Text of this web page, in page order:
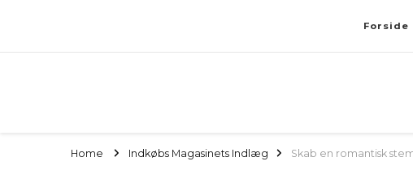
Forside
Home Indkøbs Magasinets Indlæg Skab en romantisk